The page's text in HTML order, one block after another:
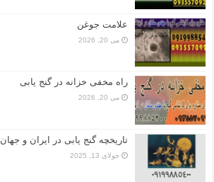
علامت جوغن
می 20, 2026
راه مخفی خزانه در گنج یابی
می 20, 2026
تاریخچه گنج‌ یابی در ایران و جهان
جولای 13, 2025